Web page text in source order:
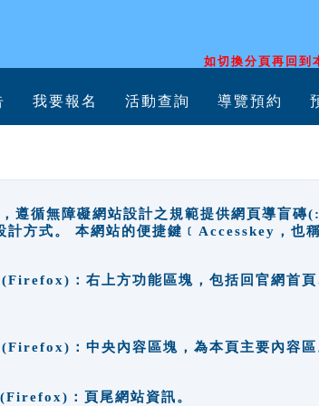
如切換分頁再回到
我要報名 活動查詢 導覽預約
遵循無障礙網站設計之規範提供網頁導盲
式。 本網站的便捷鍵﹝Accesskey，也稱
：右上方功能區塊，包括回官網首頁
：中央內容區塊，為本頁主要內容區
：頁尾網站資訊。